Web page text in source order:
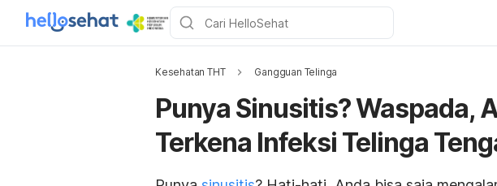
Kesehatan THT Gangguan Telinga
Punya Sinusitis? Waspada,
Terkena Infeksi Telinga